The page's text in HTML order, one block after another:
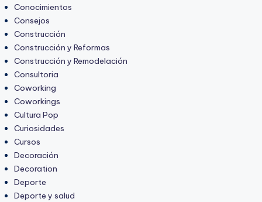
Conocimientos
Consejos
Construcción
Construcción y Reformas
Construcción y Remodelación
Consultoria
Coworking
Coworkings
Cultura Pop
Curiosidades
Cursos
Decoración
Decoration
Deporte
Deporte y salud